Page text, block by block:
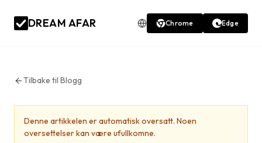
DREAM AFAR Chrome Edge
Tilbake til Blogg
Denne artikkelen er automatisk oversatt. Noen
oversettelser kan være ufullkomne.